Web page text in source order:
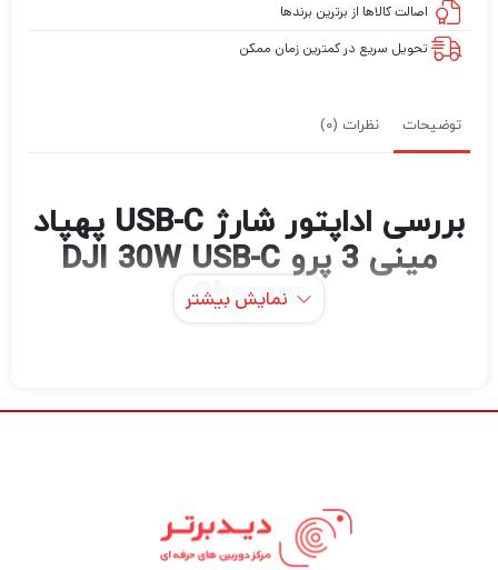
اصالت کالاها از برترین برندها
تحویل سریع در کمترین زمان ممکن
توضیحات نظرات (0)
بررسی اداپتور شارژ USB-C پهپاد
مینی 3 پرو DJI 30W USB-C
Charger
نمایش بیشتر